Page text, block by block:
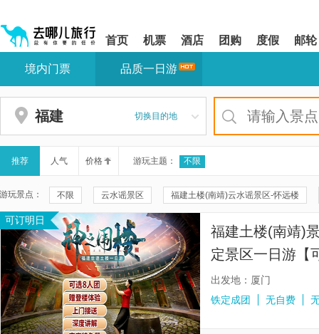
shift+enter
网
导
盲
导
模
式
您
站
区,
本
有
6
个
块,
下
Tab
键
浏
览
首页 机票 酒店 团购 度假 邮轮
您
站
区
境内门票 品质一日游
福建 切换目的地
推荐 人气 价格 游玩主题： 不限
游玩景点： 不限 云水谣景区 福建土楼(南靖)云水谣景区-怀远楼
福建土楼永定景区 福建土楼王景区
田螺坑土楼群 鼓浪屿 五云楼 塔下村 裕昌楼
平潭岛 南普陀寺 高北土楼群
泉州西街 洛阳桥 鼓浪屿万国建筑博览馆 初溪土
68海里景区 港仔后沙滩 田螺坑土楼群-下观景台
可订明日
福建土楼(南靖)
定景区一日游【
门接送|探秘非遗
出发地：厦门
铁定成团
无自费